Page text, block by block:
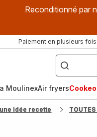
Reconditionné par
Paiement en plusieurs fois
["Que
recherchez-
vous
?",
fryer",
"Companion"]
MoulinexAir fryers
idée recette TOUTES